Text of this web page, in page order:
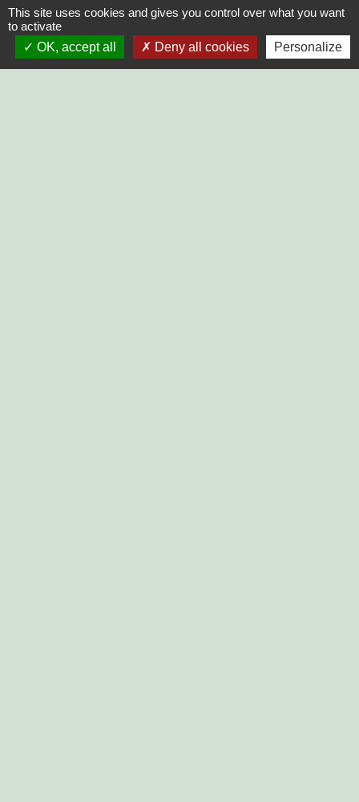
Fin de la 2G
This site uses cookies and gives you control over what you want
to activate
OK, accept all
Deny all cookies Personalize